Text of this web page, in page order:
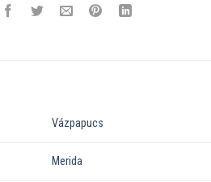
Vázpapucs
Merida